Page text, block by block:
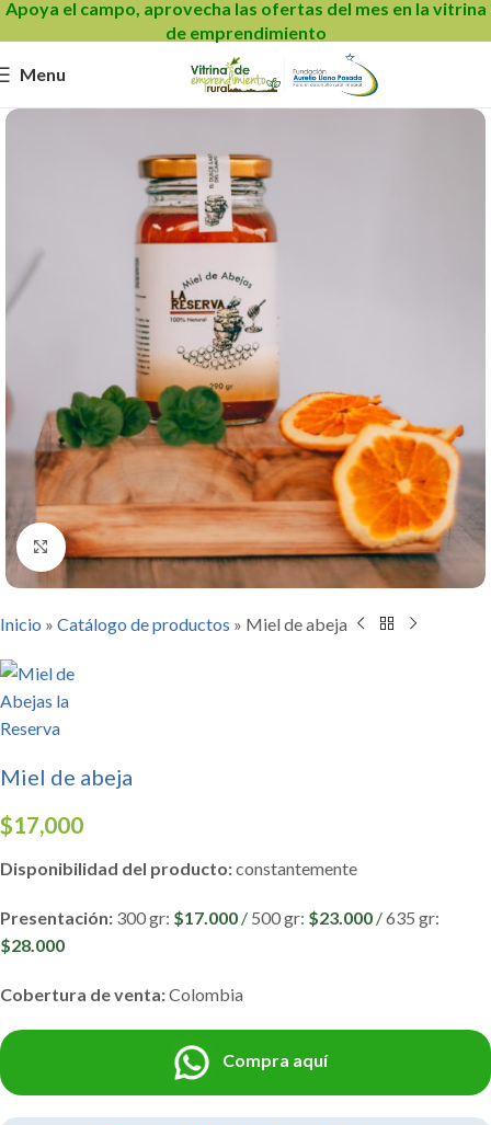
Apoya el campo, aprovecha las ofertas del mes en la vitrina
de emprendimiento
Menu
Click to enlarge
Inicio » Catálogo de productos » Miel de abeja
Miel de abeja
$17,000
Disponibilidad del producto:constantemente
Presentación: 300 gr: $17.000 / 500 gr: $23.000 /635 gr:
$28.000
Cobertura de venta:Colombia
Compra aquí